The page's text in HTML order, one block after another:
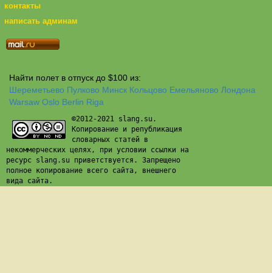
контакты
написать админам
Найти полет в отпуск до $100 из:
Шереметьево Пулково Минск Кольцово Емельяново Лондона
Warsaw Oslo Berlin Riga
©2012-2021 slang.su.
Копирование и републикация
словарных статей в
некоммерческих целях, при условии ссылки на
ресурс slang.su приветствуется. Запрещено
полное копирование всего сайта, внешнего
вида сайта.